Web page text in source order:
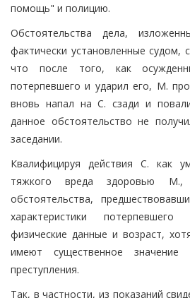
помощь" и полицию.
Обстоятельства дела,
фактически установленные судом,
что после того, как
потерпевшего и ударил его, М.
вновь напал на С. сзади и
данное обстоятельство не
заседании.
Квалифицируя действия С. как
тяжкого вреда здоровью М.,
обстоятельства,
характеристики
физические данные и возраст,
имеют существенное
преступления.
Так, в частности, из показаний